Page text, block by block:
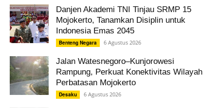
Danjen Akademi TNI Tinjau SRMP 15
Mojokerto, Tanamkan Disiplin untuk
Indonesia Emas 2045
Benteng Negara 6 Agustus 2026
Jalan Watesnegoro–Kunjorowesi
Rampung, Perkuat Konektivitas Wilayah
Perbatasan Mojokerto
Desaku 6 Agustus 2026